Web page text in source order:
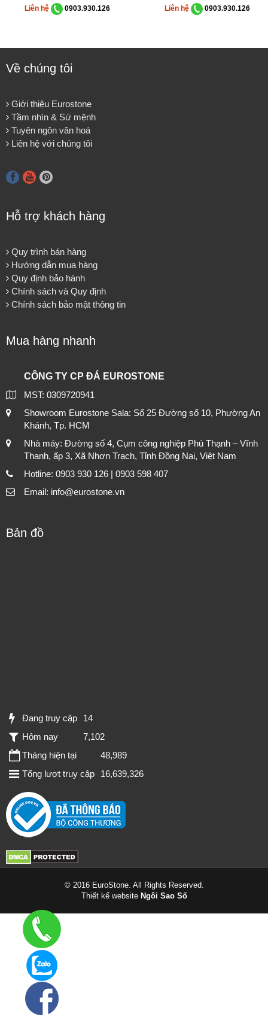
Liên hệ
0903.930.126
Liên hệ
0903.930.126
Về chúng tôi
Giới thiệu Eurostone
Tầm nhìn & Sứ mệnh
Tuyên ngôn văn hoá
Liên hệ với chúng tôi
Hỗ trợ khách hàng
Quy trình bán hàng
Hướng dẫn mua hàng
Quy định bảo hành
Chính sách và Quy định
Chính sách bảo mật thông tin
Mua hàng nhanh
CÔNG TY CP ĐÁ EUROSTONE
MST: 0309720941
Showroom Eurostone Sala: Số 25 Đường số 10, Phường An
Khánh, Tp. HCM
Nhà máy: Đường số 4, Cụm công nghiệp Phú Thạnh – Vĩnh
Thanh, ấp 3, Xã Nhơn Trạch, Tỉnh Đồng Nai, Việt Nam
Hotline: 0903 930 126 | 0903 598 407
Email: info@eurostone.vn
Bản đồ
Đang truy cập
14
Hôm nay
7,102
Tháng hiện tại
48,989
Tổng lượt truy cập
16,639,326
© 2016 EuroStone. All Rights Reserved.
Thiết kế website Ngôi Sao Số